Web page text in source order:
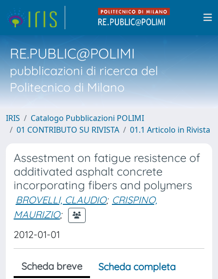
RE.PUBLIC@POLIMI
pubblicazioni di ricerca del
Politecnico di Milano
IRIS
Catalogo Pubblicazioni POLIMI
01 CONTRIBUTO SU RIVISTA
01.1 Articolo in Rivista
Assestment on fatigue resistence of
additivated asphalt concrete
incorporating fibers and polymers
BROVELLI, CLAUDIO; CRISPINO,
MAURIZIO;
2012-01-01
Scheda breve
Scheda completa